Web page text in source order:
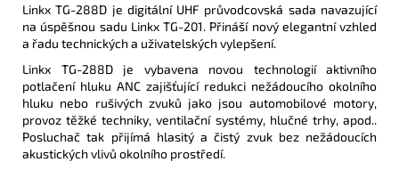
Linkx TG-288D je digitální UHF průvodcovská sada navazující
na úspěšnou sadu Linkx TG-201. Přináší nový elegantní vzhled
a řadu technických a uživatelských vylepšení.
Linkx TG-288D je vybavena novou technologií aktivního
potlačení hluku ANC zajišťující redukci nežádoucího okolního
hluku nebo rušivých zvuků jako jsou automobilové motory,
provoz těžké techniky, ventilační systémy, hlučné trhy, apod..
Posluchač tak přijímá hlasitý a čistý zvuk bez nežádoucích
akustických vlivů okolního prostředí.